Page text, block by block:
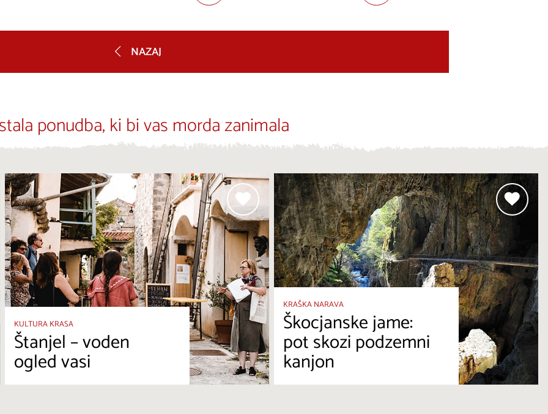
NAZAJ
ponudba, ki bi vas morda zanimala
KULTURA KRASA
Štanjel – voden
ogled vasi
KRAŠKA NARAVA
Škocjanske jame:
pot skozi podzemni
kanjon